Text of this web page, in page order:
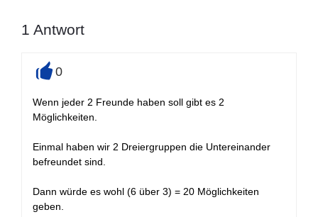
1 Antwort
0
Wenn jeder 2 Freunde haben soll gibt es 2
Möglichkeiten.
Einmal haben wir 2 Dreiergruppen die Untereinander
befreundet sind.
Dann würde es wohl (6 über 3) = 20 Möglichkeiten
geben.